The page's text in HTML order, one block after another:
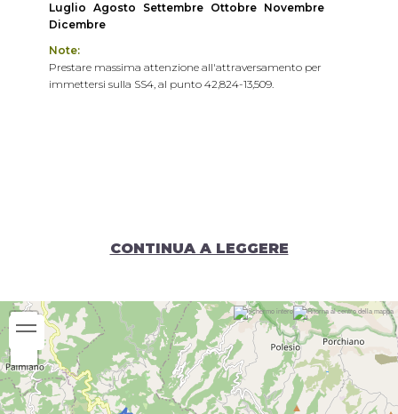
Luglio Agosto Settembre Ottobre Novembre
Dicembre
Note:
Prestare massima attenzione all'attraversamento per
immettersi sulla SS4, al punto 42,824-13,509.
CONTINUA A LEGGERE